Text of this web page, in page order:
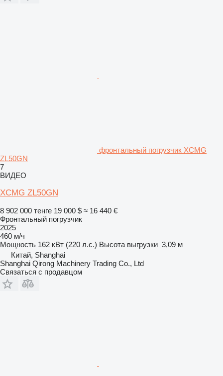
фронтальный погрузчик XCMG
ZL50GN
7
ВИДЕО
XCMG ZL50GN
8 902 000 тенге 19 000 $ ≈ 16 440 €
Фронтальный погрузчик
2025
460 м/ч
Мощность 162 кВт (220 л.с.) Высота выгрузки 3,09 м
Китай, Shanghai
Shanghai Qirong Machinery Trading Co., Ltd
Связаться с продавцом